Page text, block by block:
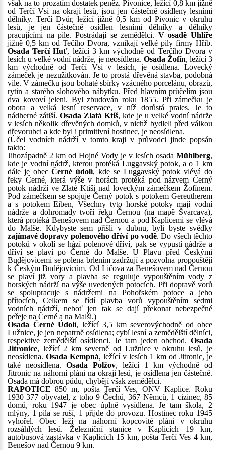
však na to prozatím dostatek peněz. Pivonice, ležící 0,8 km jižně
od Terčí Vsi na okraji lesů, jsou jen částečně osídleny lesními
dělníky. Terčí Dvůr, ležící jižně 0,5 km od Pivonic v okruhu
lesů, je jen částečně osídlen lesními dělníky a dělníky
pracujícími na pile. Postrádají se zemědělci. V osadě Uhlíře
jižně 0,5 km od Tečího Dvora, vznikají velké pily firmy Hřib.
Osada Terčí Huť, ležící 3 km východně od Terčího Dvora v
lesích u velké vodní nádrže, je neosídlena. Osada Žofín, ležící 3
km východně od Terčí Vsi v lesích, je osídlena. Lovecký
zámeček je nezužitkován. Je to prostá dřevěná stavba, podobná
vile. V zámečku jsou bohaté sbírky vzácného porcelánu, obrazů,
rytin a starého slohového nábytku. Před hlavním průčelím jsou
dva kovoví jeleni. Byl zbudován roku 1855. Při zámečku je
obora a velká lesní reservace, v níž dorůstá prales. Je to
nádherné zátiší. Osada Zlatá Ktiš, kde je u velké vodní nádrže
v lesích několik dřevěných domků, v nichž bydleli před válkou
dřevorubci a kde byl i primitivní hostinec, je neosídlena.
(Účel vodních nádrží v tomto kraji v průvodci jinde popsán
takto:
Jihozápadně 2 km od Hojné Vody je v lesích osada Mühlberg,
kde je vodní nádrž, kterou protéká Luggavský potok, a o 1 km
dále je obecČerné údolí, kde se Luggavský potok vlévá do
řeky Černé, která výše v horách protéká pod názvem Černý
potok nádrží ve Zlaté Ktiši nad loveckým zámečkem Žofínem.
Pod zámečkem se spojuje Černý potok s potokem Gereutherem
a s potokem Eiben, Všechny tyto horské potoky mají vodní
nádrže a dohromady tvoří řeku Černou (na mapě Švarcava),
která protéká Benešovem nad Černou a pod Kaplicemi se vlévá
do Malše. Kdybyste sem přišli v dubnu, byli byste svědky
zajímavé dopravy polenového dříví po vodě. Do všech těchto
potoků v okolí se hází polenové dříví, pak se vypustí nádrže a
dříví se plaví po Černé do Malše. U Plavu před Českými
Budějovicemi se polena brlením zadržují a pozvolna propouštějí
k Českým Budějovicům. Od Ličova za Benešovem nad Černou
se plaví již vory a plavba se reguluje vypouštěním vody z
horských nádrží na výše uvedených potocích. Při dopravě vorů
se spolupracuje s nádržemi na Pohořském potoce a jeho
přítocích, Celkem se řídí plavba vorů vypouštěním sedmi
vodních nádrží, neboť jen tak se dají překonat nebezpečné
peřeje na Černé a na Malši.)
Osada Černé Údolí, ležící 3,5 km severovýchodně od obce
Lužnice, je jen nepatrně osídlena; cybí lesní a zemědělští dělníci,
respektive zemědělští osídlenci. Je tam jeden obchod. Osada
Jitronice, ležící 2 km severně od Lužnice v okruhu lesů, je
neosídlena. Osada Kempná, ležící v lesích 1 km od Jitronic, je
také neosídlena. Osada Polžov, ležící 1 km východně od
Jitronic na náhorní pláni na okraji lesů, je osídlena jen částečně.
Osada má dobrou půdu, chybějí však zemědělci.
RAPOTICE 850 m, pošta Terčí Ves, ONV Kaplice. Roku
1930 377 obyvatel, z toho 9 Čechů, 367 Němců, 1 cizinec, 85
domů, roku 1947 je obec úplně vysídlena. Je tam škola, 2
mlýny, 1 pila se ruší, 1 přijde do provozu. Hostinec roku 1945
vyhořel. Obec leží na náhorní kopcovité pláni v okruhu
rozsáhlých lesů. Železniční stanice v Kaplicích 19 km,
autobusová zastávka v Kaplicích 15 km, pošta Terčí Ves 4 km,
Benešov nad Černou 9 km.